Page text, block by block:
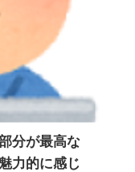
分が最高な
力的に感じ